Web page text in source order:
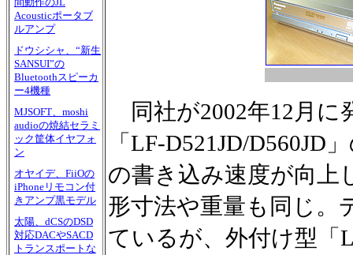
間動作のJL
Acousticポータブ
ルアンプ
ドウシシャ、“新生
SANSUI”の
Bluetoothスピーカ
ー4機種
MJSOFT、moshi
audioの焼結セラミ
ック筐体イヤフォ
ン
オヤイデ、FiiOの
iPhoneリモコン付
きアンプ黒モデル
太陽、dCSのDSD
対応DACやSACD
トランスポートな
同社が2002年12月に
「LF-D521JD/D560JD
の書き込み速度が向上
形寸法や重量も同じ。
ているが、外付け型「